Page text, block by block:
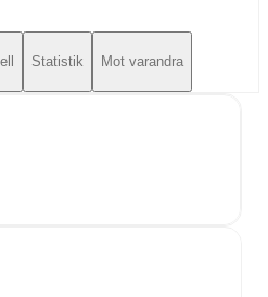
Statistik Mot varandra